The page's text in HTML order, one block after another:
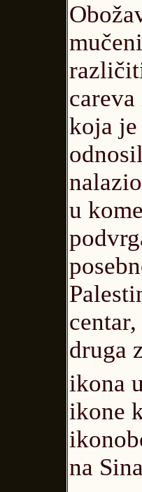
koja je
u
druga
ikona
ikone
na